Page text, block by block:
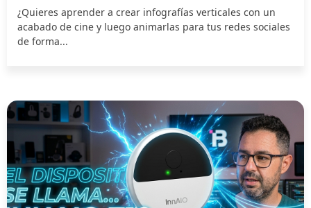
¿Quieres aprender a crear infografías verticales con un
acabado de cine y luego animarlas para tus redes sociales
de forma...